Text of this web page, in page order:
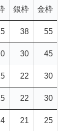
銀枠 金枠
38 55
30 45
22 30
22 30
21 25